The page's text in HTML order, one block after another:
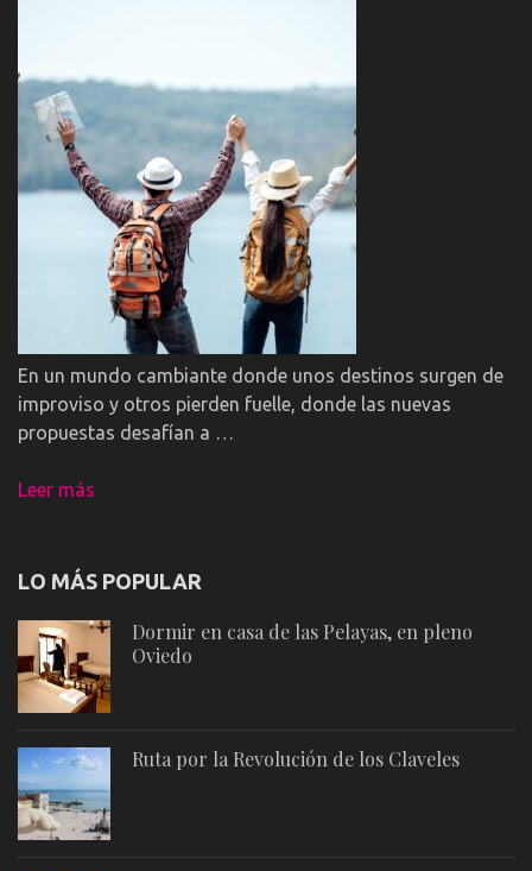
En un mundo cambiante donde unos destinos surgen de
improviso y otros pierden fuelle, donde las nuevas
propuestas desafían a …
Leer más
LO MÁS POPULAR
Dormir en casa de las Pelayas, en pleno
Oviedo
Ruta por la Revolución de los Claveles